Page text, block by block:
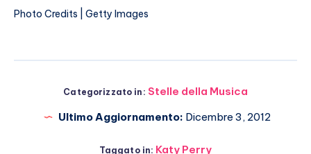
Photo Credits | Getty Images
Categorizzato in: Stelle della Musica
Ultimo Aggiornamento: Dicembre 3, 2012
Taggato in: Katy Perry